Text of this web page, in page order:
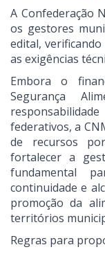
A Confederação
os gestores
edital,
as exigências
Embora o
Segurança
federativos, a
de recursos
fortalecer a
fundamental
continuidade e
promoção da
territórios
Regras para